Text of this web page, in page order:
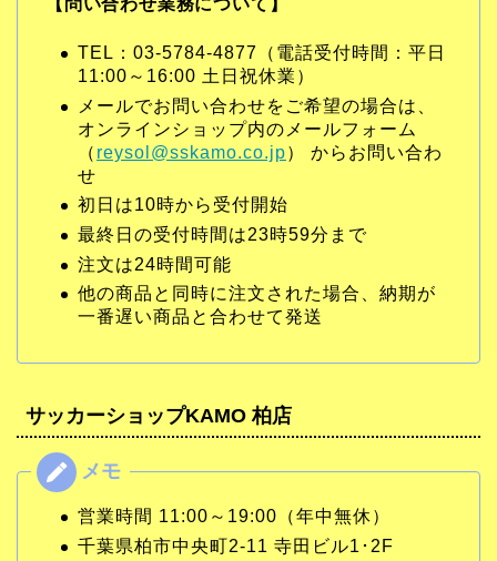
【問い合わせ業務について】
TEL：03-5784-4877（電話受付時間：平日
11:00～16:00 土日祝休業）
メールでお問い合わせをご希望の場合は、
オンラインショップ内のメールフォーム
（ reysol@sskamo.co.jp） からお問い合わ
せ
初日は10時から受付開始
最終日の受付時間は23時59分まで
注文は24時間可能
他の商品と同時に注文された場合、納期が
一番遅い商品と合わせて発送
サッカーショップKAMO 柏店
営業時間 11:00～19:00（年中無休）
千葉県柏市中央町2-11 寺田ビル1･2F